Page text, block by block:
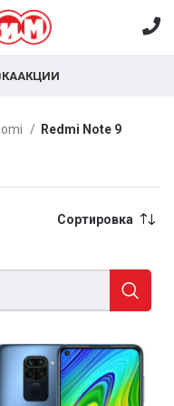
АКЦИИ
Redmi Note 9
Сортировка